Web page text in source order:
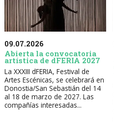
09.07.2026
Abierta la convocatoria
artística de dFERIA 2027
La XXXIII dFERIA, Festival de
Artes Escénicas, se celebrará en
Donostia/San Sebastián del 14
al 18 de marzo de 2027. Las
compañías interesadas...